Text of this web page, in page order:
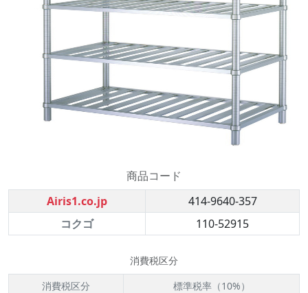
商品コード
Airis1.co.jp
414-9640-357
コクゴ
110-52915
消費税区分
消費税区分
標準税率（10%）